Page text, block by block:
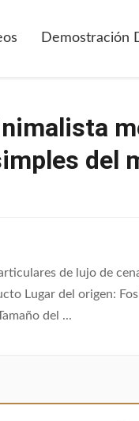
Demostración
del
de lujo de
Lugar del origen:
del ...